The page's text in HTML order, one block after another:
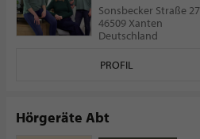
Sonsbecker Straße 27
46509 Xanten
Deutschland
PROFIL
Hörgeräte Abt